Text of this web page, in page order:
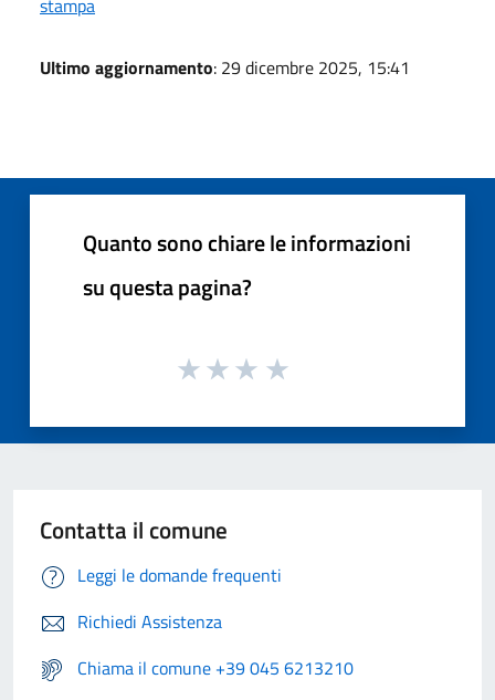
Ultimo aggiornamento: 29 dicembre 2025, 15:41
Quanto sono chiare le informazioni
su questa pagina?
Contatta il comune
Leggi le domande frequenti
Richiedi Assistenza
Chiama il comune +39 045 6213210